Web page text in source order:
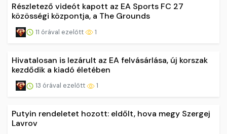
Részletező videót kapott az EA Sports FC 27
közösségi központja, a The Grounds
11 órával ezelőtt 1
Hivatalosan is lezárult az EA felvásárlása, új korszak
kezdődik a kiadó életében
13 órával ezelőtt 1
Putyin rendeletet hozott: eldőlt, hova megy Szergej
Lavrov